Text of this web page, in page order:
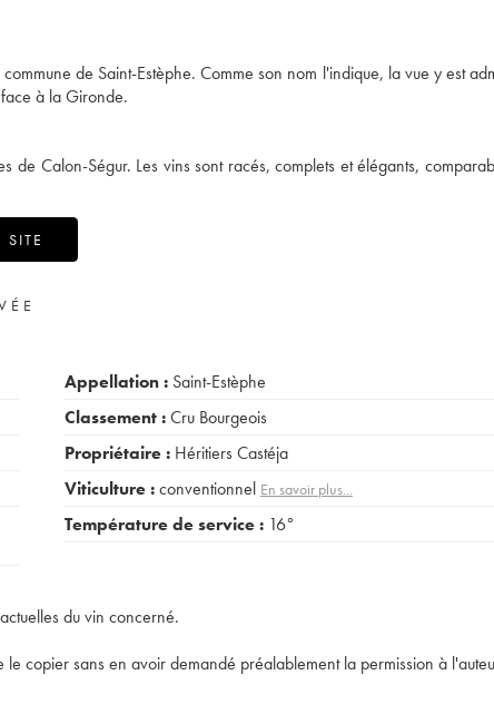
de Saint-Estèphe. Comme son nom l'indique, la vue y est
à la Gironde.
de Calon-Ségur. Les vins sont racés, complets et élégants,
Appellation : Saint-Estèphe
Classement :Cru Bourgeois
Propriétaire : Héritiers Castéja
Viticulture :conventionnel En savoir plus...
Température de service : 16°
du vin concerné.
copier sans en avoir demandé préalablement la permission à